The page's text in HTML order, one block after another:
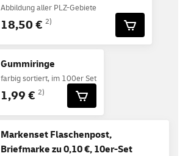
Abbildung aller PLZ-Gebiete
18,50 € 2)
Gummiringe
farbig sortiert, im 100er Set
1,99 € 2)
Markenset Flaschenpost,
Briefmarke zu 0,10 €, 10er-Set